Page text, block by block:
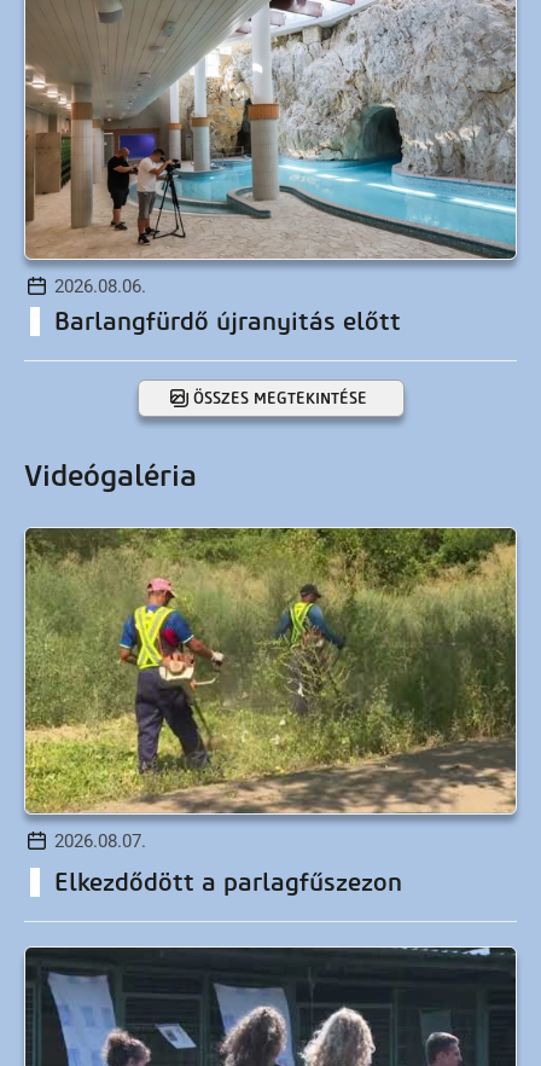
2026.08.06.
Barlangfürdő újranyitás előtt
ÖSSZES MEGTEKINTÉSE
Videógaléria
2026.08.07.
Elkezdődött a parlagfűszezon